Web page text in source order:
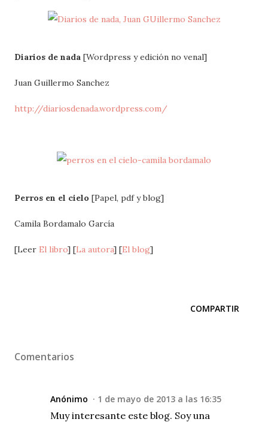
Diarios de nada [Wordpress y edición no venal]
Juan Guillermo Sanchez
http://diariosdenada.wordpress.com/
Perros en el cielo [Papel, pdf y blog]
Camila Bordamalo García
[Leer El libro] [La autora] [El blog]
COMPARTIR
Comentarios
Anónimo 1 de mayo de 2013 a las 16:35
Muy interesante este blog. Soy una